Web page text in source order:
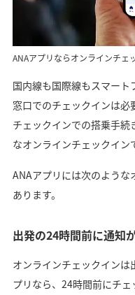
ANAアプリならオンラインチェ
国内線も国際線もスマー
窓口でのチェックインは
チェックインでの搭乗手続
なオンラインチェックイン
ANAアプリには次のよう
あります。
出発の24時間前に通知
オンラインチェックインは
プリなら、24時間前にチ